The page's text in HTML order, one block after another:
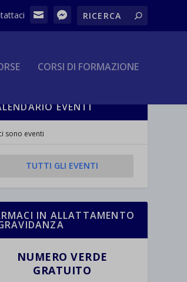
CORSI DI FORMAZIONE
EVENTI
sono eventi
TUTTI GLI EVENTI
IN ALLATTAMENTO
NUMERO VERDE
GRATUITO